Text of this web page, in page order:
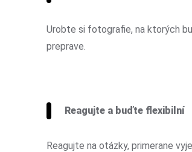
Urobte si fotografie, na ktorých
preprave.
Reagujte a buďte flexibilní
Reagujte na otázky, primerane